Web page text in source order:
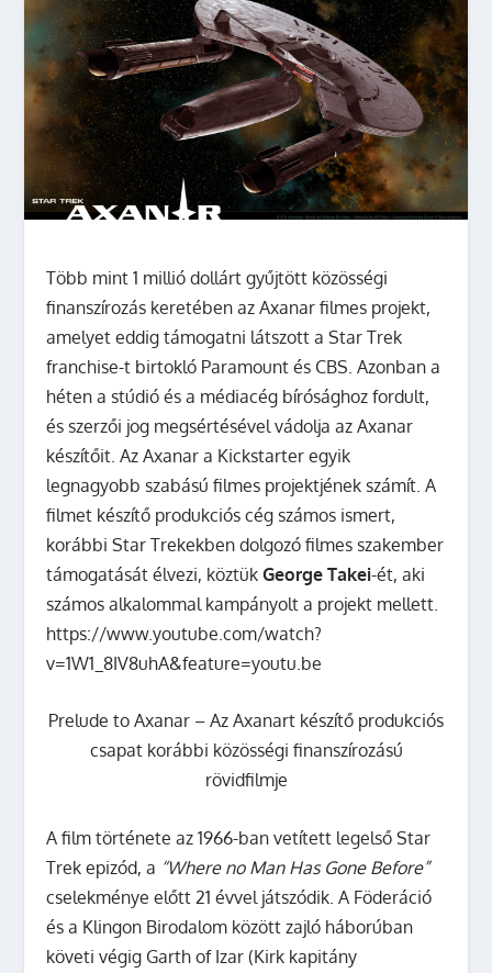
Több mint 1 millió dollárt gyűjtött közösségi
finanszírozás keretében az Axanar filmes projekt,
amelyet eddig támogatni látszott a Star Trek
franchise-t birtokló Paramount és CBS. Azonban a
héten a stúdió és a médiacég bírósághoz fordult,
és szerzői jog megsértésével vádolja az Axanar
készítőit.Az Axanar a Kickstarter egyik
legnagyobb szabású filmes projektjének számít. A
filmet készítő produkciós cég számos ismert,
korábbi Star Trekekben dolgozó filmes szakember
támogatását élvezi, köztük George Takei-ét, aki
számos alkalommal kampányolt a projekt mellett.
https://www.youtube.com/watch?
v=1W1_8IV8uhA&feature=youtu.be
Prelude to Axanar – Az Axanart készítő produkciós
csapat korábbi közösségi finanszírozású
rövidfilmje
A film története az 1966-ban vetített legelső Star
Trek epizód, a “Where no Man Has Gone Before”
cselekménye előtt 21 évvel játszódik. A Föderáció
és a Klingon Birodalom között zajló háborúban
követi végig Garth of Izar (Kirk kapitány